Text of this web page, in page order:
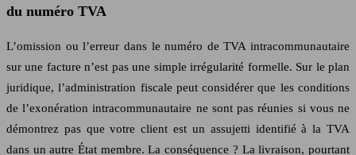
du numéro TVA
L’omission ou l’erreur dans le numéro de TVA intracommunautaire
sur une facture n’est pas une simple irrégularité formelle. Sur le plan
juridique, l’administration fiscale peut considérer que les conditions
de l’exonération intracommunautaire ne sont pas réunies si vous ne
démontrez pas que votre client est un assujetti identifié à la TVA
dans un autre État membre. La conséquence ? La livraison, pourtant